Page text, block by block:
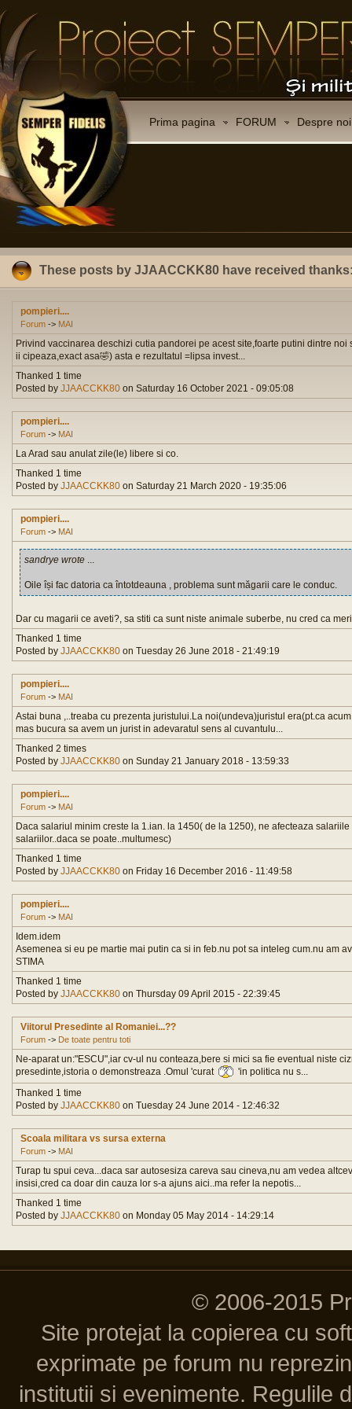
Prima pagina FORUM Despre noi
These posts by JJAACCKK80 have received
pompieri....
Forum -> MAI
Privind vaccinarea deschizi cutia pandorei pe acest site,foarte putini dintre
ii cipeaza,exact asa🤣) asta e rezultatul =lipsa invest...
Thanked 1 time
Posted by JJAACCKK80 on Saturday 16 October 2021 - 09:05:08
pompieri....
Forum -> MAI
La Arad sau anulat zile(le) libere si co.
Thanked 1 time
Posted by JJAACCKK80 on Saturday 21 March 2020 - 19:35:06
pompieri....
Forum -> MAI
sandrye wrote ...
Oile își fac datoria ca întotdeauna , problema sunt măgarii care le conduc.
Dar cu magarii ce aveti?, sa stiti ca sunt niste animale suberbe, nu cred ca
Thanked 1 time
Posted by JJAACCKK80 on Tuesday 26 June 2018 - 21:49:19
pompieri....
Forum -> MAI
Astai buna ,..treaba cu prezenta juristului.La noi(undeva)juristul era(pt.ca
mas bucura sa avem un jurist in adevaratul sens al cuvantulu...
Thanked 2 times
Posted by JJAACCKK80 on Sunday 21 January 2018 - 13:59:33
pompieri....
Forum -> MAI
Daca salariul minim creste la 1.ian. la 1450( de la 1250), ne afecteaza
salariilor..daca se poate..multumesc)
Thanked 1 time
Posted by JJAACCKK80 on Friday 16 December 2016 - 11:49:58
pompieri....
Forum -> MAI
Idem.idem
Asemenea si eu pe martie mai putin ca si in feb.nu pot sa inteleg cum.nu am
STIMA
Thanked 1 time
Posted by JJAACCKK80 on Thursday 09 April 2015 - 22:39:45
Viitorul Presedinte al Romaniei...??
Forum -> De toate pentru toti
Ne-aparat un:"ESCU",iar cv-ul nu conteaza,bere si mici sa fie eventual niste
presedinte,istoria o demonstreaza .Omul 'curat
'in politica nu s...
Thanked 1 time
Posted by JJAACCKK80 on Tuesday 24 June 2014 - 12:46:32
Scoala militara vs sursa externa
Forum -> MAI
Turap tu spui ceva...daca sar autosesiza careva sau cineva,nu am vedea
insisi,cred ca doar din cauza lor s-a ajuns aici..ma refer la nepotis...
Thanked 1 time
Posted by JJAACCKK80 on Monday 05 May 2014 - 14:29:14
© 2006-2015
Site protejat la copierea cu
exprimate pe forum nu
institutii si evenimente. Regulile